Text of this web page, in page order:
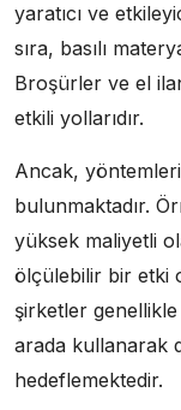
yaratıcı ve
sıra, basılı
Broşürler ve el
etkili yollarıdır.
Ancak,
bulunmaktadır.
yüksek maliyetli
ölçülebilir bir etki
şirketler
arada kullanarak
hedeflemektedir.